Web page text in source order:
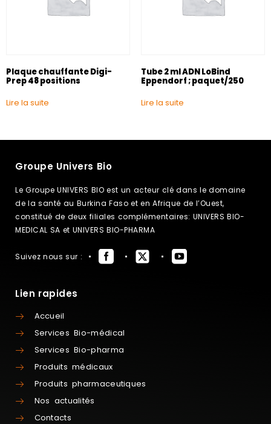
Plaque chauffante Digi-
Prep 48 positions
Lire la suite
Tube 2 ml ADN LoBind
Eppendorf ; paquet/250
Lire la suite
Groupe Univers Bio
Le Groupe UNIVERS BIO est un acteur clé dans le domaine
de la santé au Burkina Faso et en Afrique de l’Ouest,
constitué de deux filiales complémentaires: UNIVERS BIO-
MEDICAL SA et UNIVERS BIO-PHARMA
Suivez nous sur :
Lien rapides
Accueil
Services Bio-médical
Services Bio-pharma
Produits médicaux
Produits pharmaceutiques
Nos actualités
Contacts